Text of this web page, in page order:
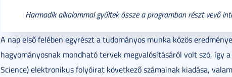
Harmadik alkalommal gyűltek össze a programban részt vevő
A nap első felében egyrészt a tudományos munka közös
hagyományosnak mondható tervek megvalósításáról volt szó, így a
Science) elektronikus folyóirat következő számainak kiadása,